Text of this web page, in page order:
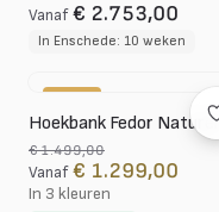
Vanaf € 2.753,00
In Enschede: 10 weken
Hoekbank Fedor Naturel
€ 1.499,00
Vanaf € 1.299,00
In 3 kleuren